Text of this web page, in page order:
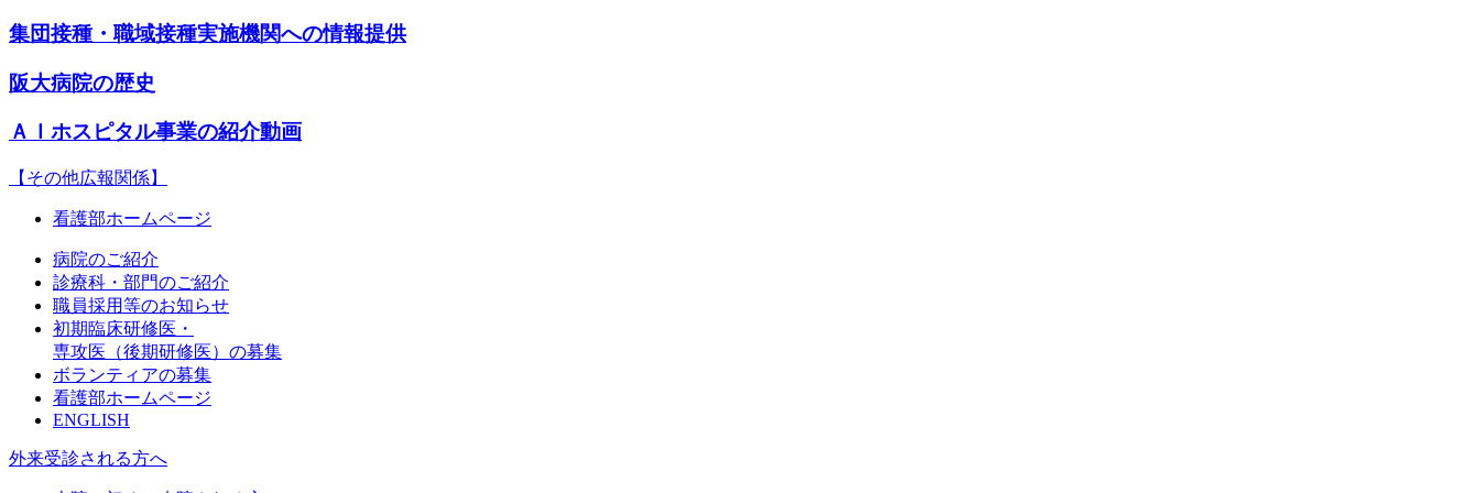
集団接種・職域接種実施機関への情報提供
阪大病院の歴史
ＡＩホスピタル事業の紹介動画
【その他広報関係】
看護部ホームページ
病院のご紹介
診療科・部門のご紹介
職員採用等のお知らせ
初期臨床研修医・
専攻医（後期研修医）の募集
ボランティアの募集
看護部ホームページ
ENGLISH
外来受診される方へ